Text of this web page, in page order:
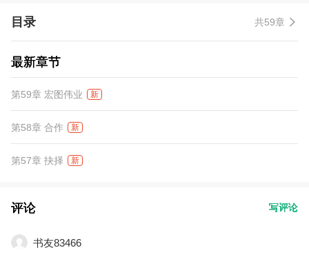
目录 共59章
最新章节
第59章 宏图伟业 新
第58章 合作 新
第57章 抉择 新
评论 写评论
书友83466